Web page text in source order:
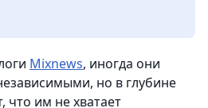
Mixnews, иногда они
но в глубине
что им не хватает